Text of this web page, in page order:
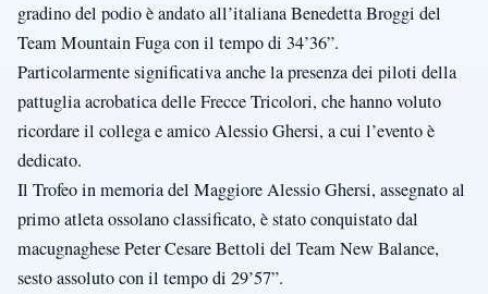
gradino del podio è andato all’italiana Benedetta Broggi del
Team Mountain Fuga con il tempo di 34’36”.
Particolarmente significativa anche la presenza dei piloti della
pattuglia acrobatica delle Frecce Tricolori, che hanno voluto
ricordare il collega e amico Alessio Ghersi, a cui l’evento è
dedicato.
Il Trofeo in memoria del Maggiore Alessio Ghersi, assegnato al
primo atleta ossolano classificato, è stato conquistato dal
macugnaghese Peter Cesare Bettoli del Team New Balance,
sesto assoluto con il tempo di 29’57”.